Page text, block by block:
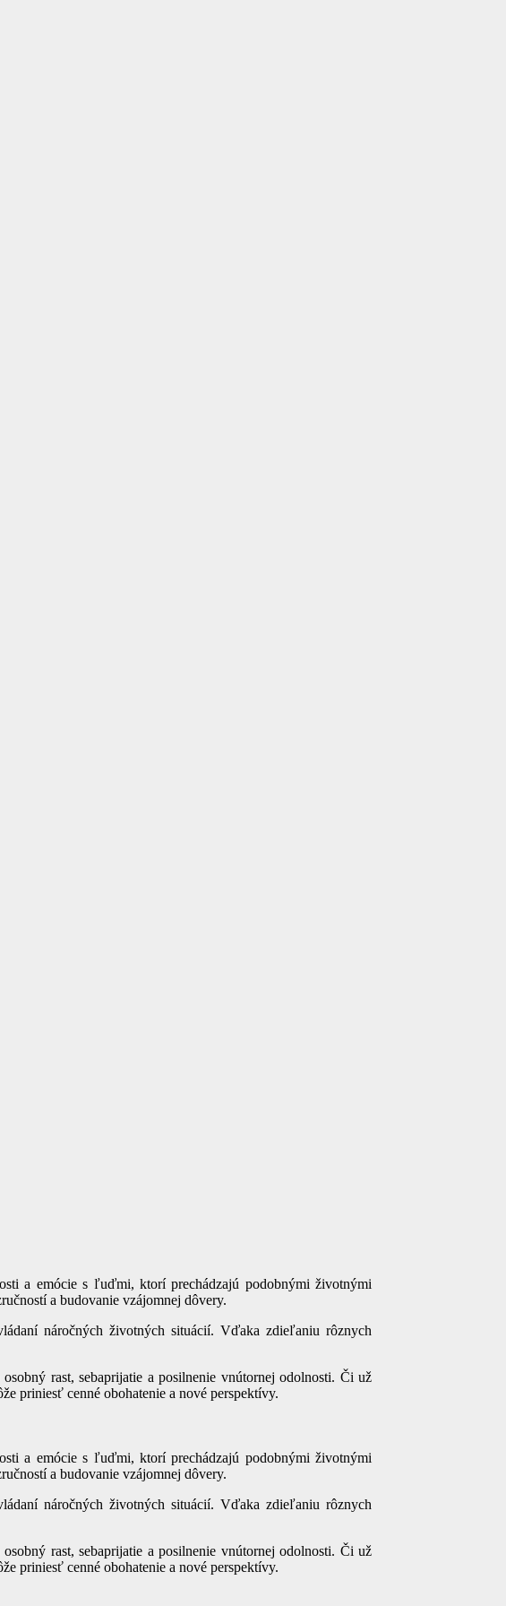
a emócie s ľuďmi, ktorí prechádzajú podobnými životnými
a budovanie vzájomnej dôvery.
náročných životných situácií. Vďaka zdieľaniu rôznych
rast, sebaprijatie a posilnenie vnútornej odolnosti. Či už
priniesť cenné obohatenie a nové perspektívy.
a emócie s ľuďmi, ktorí prechádzajú podobnými životnými
a budovanie vzájomnej dôvery.
náročných životných situácií. Vďaka zdieľaniu rôznych
rast, sebaprijatie a posilnenie vnútornej odolnosti. Či už
priniesť cenné obohatenie a nové perspektívy.